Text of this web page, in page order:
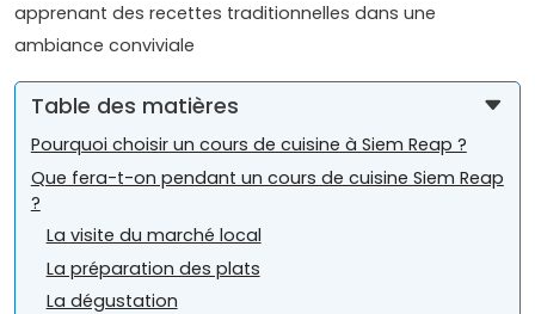
apprenant des recettes traditionnelles dans une
ambiance conviviale
Table des matières
Pourquoi choisir un cours de cuisine à Siem Reap ?
Que fera-t-on pendant un cours de cuisine Siem Reap
?
La visite du marché local
La préparation des plats
La dégustation